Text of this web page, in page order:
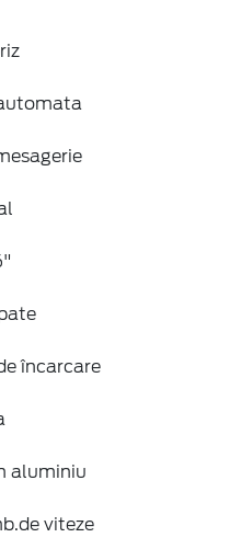
încarcare
aluminiu
viteze